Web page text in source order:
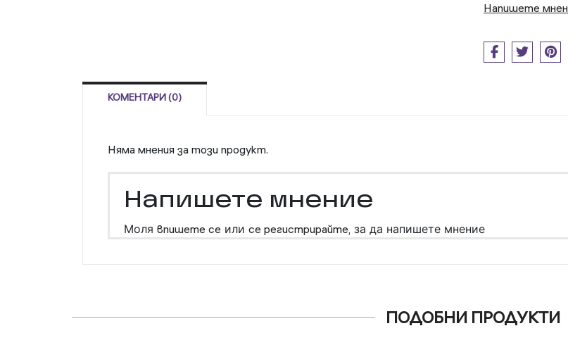
Напишете
КОМЕНТАРИ (0)
Няма мнения за този продукт.
Напишете мнение
Моля впишете се или се регистрирайте, за да напишете мнение
ПОДОБНИ ПРОДУКТИ